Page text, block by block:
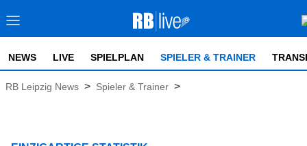
NEWS LIVE SPIELPLAN SPIELER & TRAINER
RB Leipzig News > Spieler & Trainer >